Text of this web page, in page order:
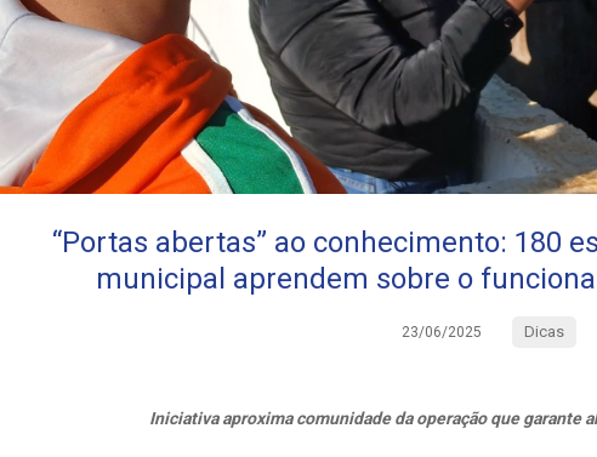
“Portas abertas” ao conhecimento: 180
municipal aprendem sobre o
23/06/2025 Dicas
Iniciativa aproxima comunidade da operação que garante